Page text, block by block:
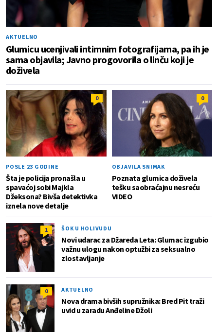
AKTUELNO
Glumicu ucenjivali intimnim fotografijama, pa ih je
sama objavila; Javno progovorila o linču koji je
doživela
0
POSLE 23 GODINE
Šta je policija pronašla u
spavaćoj sobi Majkla
Džeksona? Bivša detektivka
iznela nove detalje
0
OBJAVILA SNIMAK
Poznata glumica doživela
tešku saobraćajnu nesreću
VIDEO
1 ŠOK U HOLIVUDU
Novi udarac za Džareda Leta: Glumac izgubio
važnu ulogu nakon optužbi za seksualno
zlostavljanje
0 AKTUELNO
Nova drama bivših supružnika: Bred Pit traži
uvid u zaradu Anđeline Džoli